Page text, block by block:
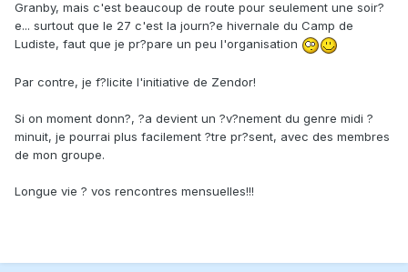
Granby, mais c'est beaucoup de route pour seulement une soir?
e... surtout que le 27 c'est la journ?e hivernale du Camp de
Ludiste, faut que je pr?pare un peu l'organisation
Par contre, je f?licite l'initiative de Zendor!
Si on moment donn?, ?a devient un ?v?nement du genre midi ?
minuit, je pourrai plus facilement ?tre pr?sent, avec des membres
de mon groupe.
Longue vie ? vos rencontres mensuelles!!!